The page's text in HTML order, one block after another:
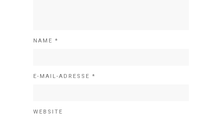
NAME *
E-MAIL-ADRESSE *
WEBSITE